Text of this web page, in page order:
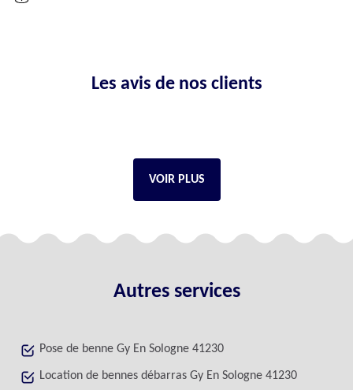
Les avis de nos clients
VOIR PLUS
Autres services
Pose de benne Gy En Sologne 41230
Location de bennes débarras Gy En Sologne 41230